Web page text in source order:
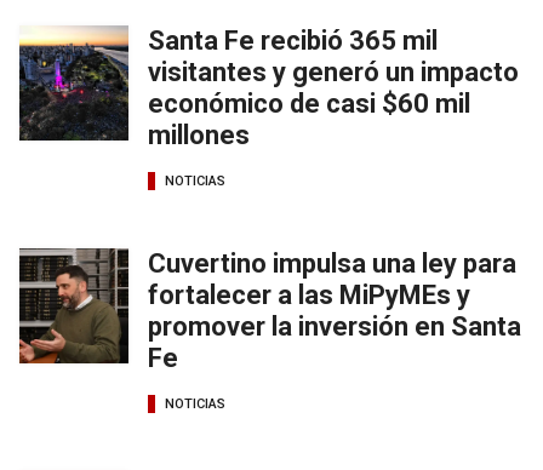
Santa Fe recibió 365 mil
visitantes y generó un impacto
económico de casi $60 mil
millones
NOTICIAS
Cuvertino impulsa una ley para
fortalecer a las MiPyMEs y
promover la inversión en Santa
Fe
NOTICIAS